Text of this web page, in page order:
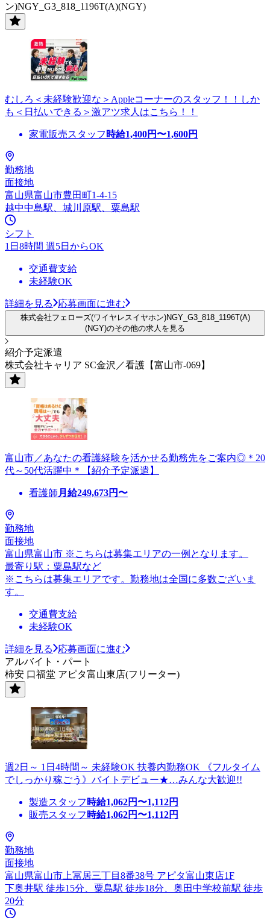
ン)NGY_G3_818_1196T(A)(NGY)
むしろ＜未経験歓迎な＞Appleコーナーのスタッフ！！しか
も＜日払いできる＞激アツ求人はこちら！！
家電販売スタッフ 時給1,400円〜1,600円
勤務地
面接地
富山県富山市豊田町1-4-15
越中中島駅、城川原駅、粟島駅
シフト
1日8時間 週5日からOK
交通費支給
未経験OK
詳細を見る 応募画面に進む
株式会社フェローズ(ワイヤレスイヤホン)NGY_G3_818_1196T(A)
(NGY)のその他の求人を見る
紹介予定派遣
株式会社キャリア SC金沢／看護【富山市-069】
富山市／あなたの看護経験を活かせる勤務先をご案内◎＊20
代～50代活躍中＊【紹介予定派遣】
看護師 月給249,673円〜
勤務地
面接地
富山県富山市 ※こちらは募集エリアの一例となります。
最寄り駅：粟島駅など
※こちらは募集エリアです。勤務地は全国に多数ございま
す。
交通費支給
未経験OK
詳細を見る
応募画面に進む
アルバイト・パート
柿安 口福堂 アピタ富山東店(フリーター)
週2日～ 1日4時間～ 未経験OK 扶養内勤務OK 《フルタイム
でしっかり稼ごう》バイトデビュー★…みんな大歓迎!!
製造スタッフ 時給1,062円〜1,112円
販売スタッフ 時給1,062円〜1,112円
勤務地
面接地
富山県富山市上冨居三丁目8番38号 アピタ富山東店1F
下奥井駅 徒歩15分、粟島駅 徒歩18分、奥田中学校前駅 徒歩
20分